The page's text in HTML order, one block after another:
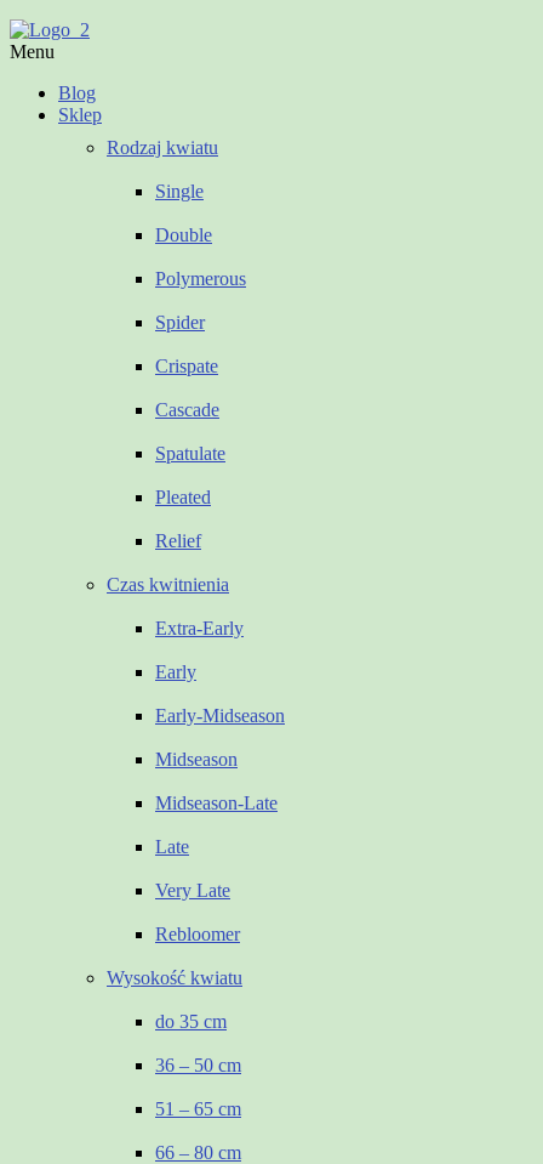
Menu
Blog
Sklep
Rodzaj kwiatu
Single
Double
Polymerous
Spider
Crispate
Cascade
Spatulate
Pleated
Relief
Czas kwitnienia
Extra-Early
Early
Early-Midseason
Midseason
Midseason-Late
Late
Very Late
Rebloomer
Wysokość kwiatu
do 35 cm
36 – 50 cm
51 – 65 cm
66 – 80 cm